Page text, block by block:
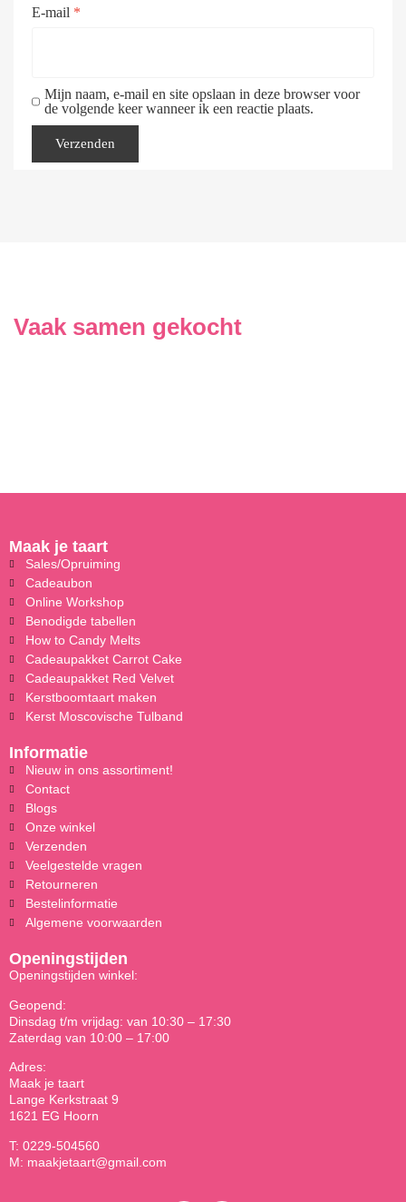
E-mail *
Mijn naam, e-mail en site opslaan in deze browser voor
de volgende keer wanneer ik een reactie plaats.
Vaak samen gekocht
Maak je taart
Sales/Opruiming
Cadeaubon
Online Workshop
Benodigde tabellen
How to Candy Melts
Cadeaupakket Carrot Cake
Cadeaupakket Red Velvet
Kerstboomtaart maken
Kerst Moscovische Tulband
Informatie
Nieuw in ons assortiment!
Contact
Blogs
Onze winkel
Verzenden
Veelgestelde vragen
Retourneren
Bestelinformatie
Algemene voorwaarden
Openingstijden
Openingstijden winkel:
Geopend:
Dinsdag t/m vrijdag: van 10:30 – 17:30
Zaterdag van 10:00 – 17:00
Adres:
Maak je taart
Lange Kerkstraat 9
1621 EG Hoorn
T: 0229-504560
M: maakjetaart@gmail.com